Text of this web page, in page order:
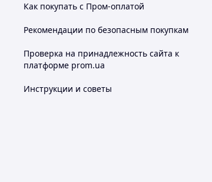
Как покупать с Пром-оплатой
Рекомендации по безопасным покупкам
Проверка на принадлежность сайта к
платформе prom.ua
Инструкции и советы